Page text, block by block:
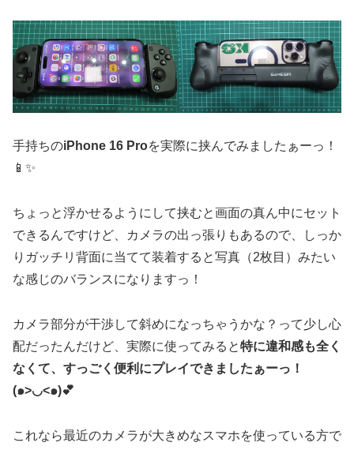
手持ちのiPhone 16 Proを実際に挟んでみましたぁーっ！
📱✨
ちょっと浮かせるようにして挟むと画面の真ん中にセット
できるんですけど、カメラの出っ張りもあるので、しっか
りガッチリ背面に当てて装着すると写真（2枚目）みたい
な感じのバランスになりますっ！
カメラ部分が干渉して斜めになっちゃうかな？って少し心
配だったんだけど、実際に使ってみると特に違和感も全く
なくて、すっごく便利にプレイできましたぁーっ！
(๑>◡<๑)💕
これなら最近のカメラが大きめなスマホを使っている方で